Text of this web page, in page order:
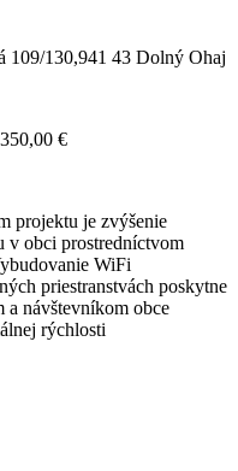
109/130,941 43 Dolný Ohaj
€
projektu je zvýšenie
v obci prostredníctvom
WiFi
priestranstvách poskytne
a návštevníkom obce
rýchlosti